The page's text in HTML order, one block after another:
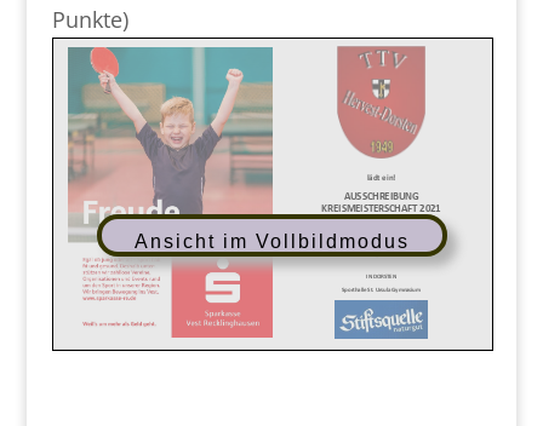
Punkte)
Ansicht im Vollbildmodus